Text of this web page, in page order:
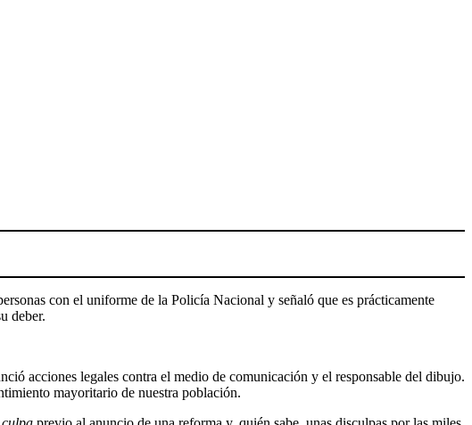
con el uniforme de la Policía Nacional y señaló que es prácticamente
deber.
acciones legales contra el medio de comunicación y el responsable del dibujo.
mayoritario de nuestra población.